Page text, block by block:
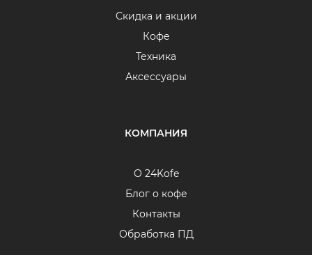
Скидка и акции
Кофе
Техника
Аксессуары
КОМПАНИЯ
О 24Kofe
Блог о кофе
Контакты
Обработка ПД